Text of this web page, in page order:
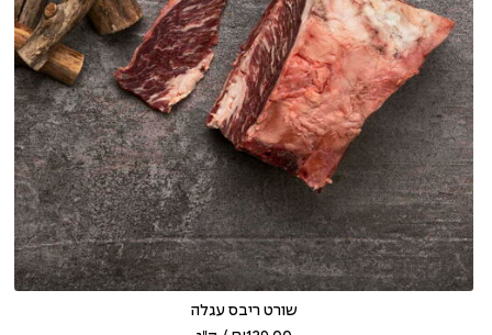
שורט ריבס עגלה